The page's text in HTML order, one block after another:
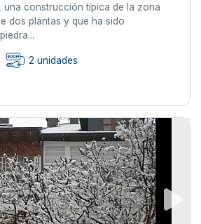
una construcción típica de la zona
dos plantas y que ha sido
2 unidades